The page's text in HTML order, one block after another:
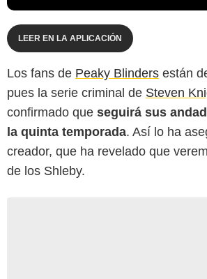
LEER EN LA APLICACIÓN
Los fans de Peaky Blinders están
pues la serie criminal de Steven
confirmado que seguirá sus
la quinta temporada. Así lo ha
creador, que ha revelado que
de los Shleby.